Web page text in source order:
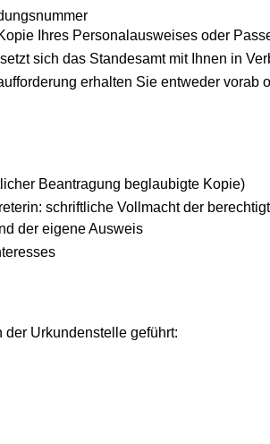
Ihres Personalausweises oder
sich das Standesamt mit Ihnen in
erhalten Sie entweder vorab
Beantragung beglaubigte Kopie)
schriftliche Vollmacht der
der eigene Ausweis
Urkundenstelle geführt: